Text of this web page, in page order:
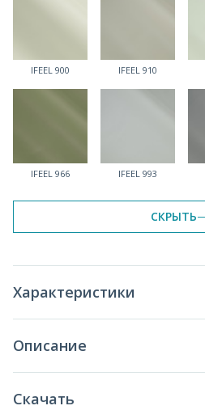
IFEEL 900 IFEEL 910
IFEEL 966 IFEEL 993
СКРЫТЬ
Характеристики
Описание
Скачать